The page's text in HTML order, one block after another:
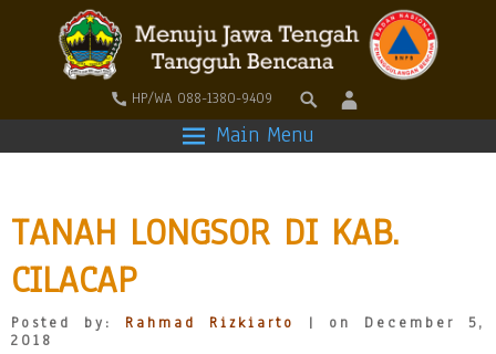
HP/WA 088-1380-9409
Main Menu
TANAH LONGSOR DI KAB.
CILACAP
Posted by: Rahmad Rizkiarto
| on December 5,
2018